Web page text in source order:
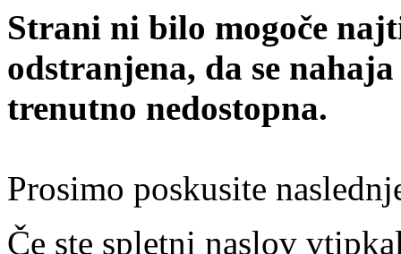
Strani ni bilo mogoče
odstranjena, da se
trenutno nedostopna.
Prosimo poskusite
Če ste spletni naslov